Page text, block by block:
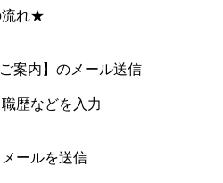
流れ★
案内】のメール送信
歴などを入力
ールを送信